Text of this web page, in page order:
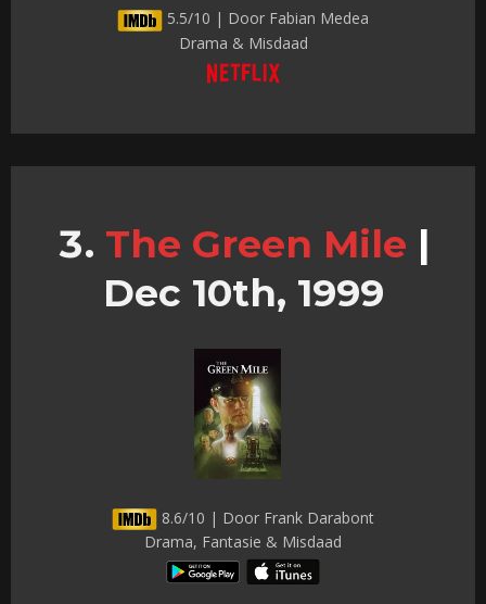
5.5/10 | Door Fabian Medea
Drama & Misdaad
The Green Mile |
Dec 10th, 1999
8.6/10 | Door Frank Darabont
Drama, Fantasie & Misdaad